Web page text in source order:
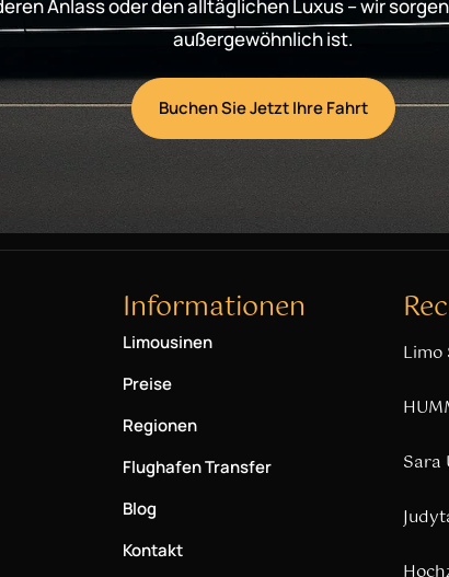
Anlass oder den alltäglichen Luxus – wir
außergewöhnlich ist.
Buchen Sie Jetzt Ihre Fahrt
Informationen
Limousinen
Preise
Regionen
Flughafen Transfer
Blog
Kontakt
Limo
Sara